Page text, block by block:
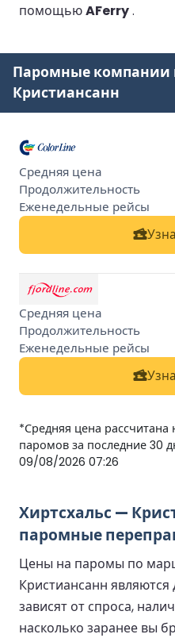
помощьюAFerry.
Паромные компании
Кристиансанн
*Средняя цена
паромов за последние 30
09/08/2026 07:26
Хиртсхальс —
паромные
Цены на паромы по
Кристиансанн
зависят от спроса,
насколько заранее вы